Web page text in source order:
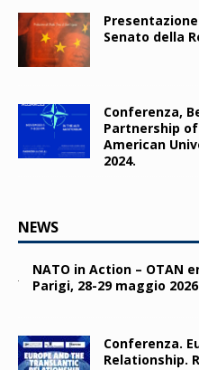
Senato della
Conferenza,
Partnership of
American
2024.
NEWS
NATO in Action – OTAN
Parigi, 28-29 maggio
Conferenza.
Relationship.